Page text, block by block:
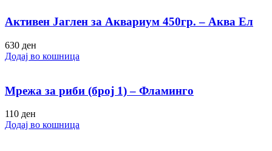
Активен Јаглен за Аквариум 450гр. – Аква Ел
630 ден
Додај во кошница
Мрежа за риби (број 1) – Фламинго
110 ден
Додај во кошница